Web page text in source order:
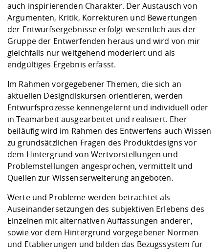
auch inspirierenden Charakter. Der Austausch von
Argumenten, Kritik, Korrekturen und Bewertungen
der Entwurfsergebnisse erfolgt wesentlich aus der
Gruppe der Entwerfenden heraus und wird von mir
gleichfalls nur weitgehend moderiert und als
endgültiges Ergebnis erfasst.
Im Rahmen vorgegebener Themen, die sich an
aktuellen Designdiskursen orientieren, werden
Entwurfsprozesse kennengelernt und individuell oder
in Teamarbeit ausgearbeitet und realisiert. Eher
beiläufig wird im Rahmen des Entwerfens auch Wissen
zu grundsätzlichen Fragen des Produktdesigns vor
dem Hintergrund von Wertvorstellungen und
Problemstellungen angesprochen, vermittelt und
Quellen zur Wissenserweiterung angeboten.
Werte und Probleme werden betrachtet als
Auseinandersetzungen des subjektiven Erlebens des
Einzelnen mit alternativen Auffassungen anderer,
sowie vor dem Hintergrund vorgegebener Normen
und Etablierungen und bilden das Bezugssystem für